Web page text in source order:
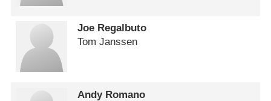
Joe Regalbuto
Tom Janssen
Andy Romano